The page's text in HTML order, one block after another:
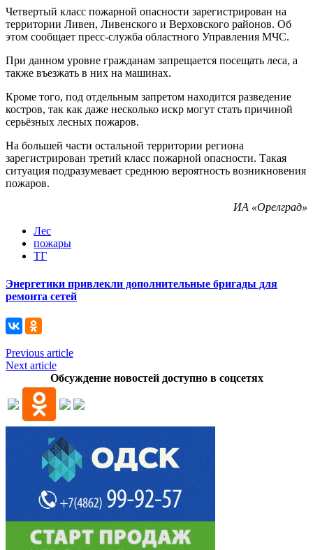
Четвертый класс пожарной опасности зарегистрирован на
территории Ливен, Ливенского и Верховского районов. Об
этом сообщает пресс-служба областного Управления МЧС.
При данном уровне гражданам запрещается посещать леса, а
также въезжать в них на машинах.
Кроме того, под отдельным запретом находится разведение
костров, так как даже несколько искр могут стать причиной
серьёзных лесных пожаров.
На большей части остальной территории региона
зарегистрирован третий класс пожарной опасности. Такая
ситуация подразумевает среднюю вероятность возникновения
пожаров.
ИА «Орелград»
Лес
пожары
ТГ
Энергетики привлекли дополнительные бригады для
ремонта сетей
Previous article
Next article
Обсуждение новостей доступно в соцсетях